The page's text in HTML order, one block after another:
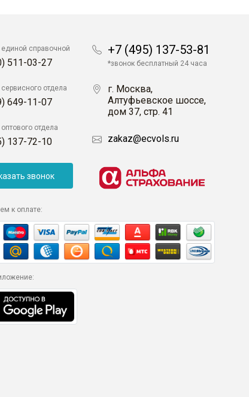
справочной
511-03-27
отдела
649-11-07
отдела
137-72-10
звонок
+7 (495) 137-53-81
*звонок бесплатный 24 часа
г. Москва,
Алтуфьевское шоссе,
дом 37, стр. 41
zakaz@ecvols.ru
к оплате: